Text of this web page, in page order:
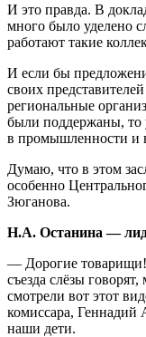
И это правда. В
много было уделено
работают такие
И если бы
своих
региональные
были поддержаны, то
в промышленности и
Думаю, что в этом
особенно
Зюганова.
Н.А. Останина —
— Дорогие товарищи!
съезда слёзы
смотрели вот этот
комиссара,
наши дети.